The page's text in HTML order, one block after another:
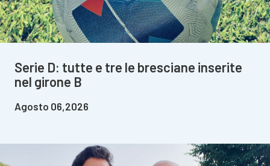
Serie D: tutte e tre le bresciane inserite
nel girone B
Agosto 06,2026